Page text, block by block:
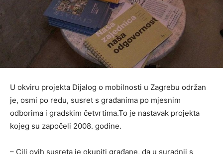
U okviru projekta Dijalog o mobilnosti u Zagrebu održan
je, osmi po redu, susret s građanima po mjesnim
odborima i gradskim četvrtima.To je nastavak projekta
kojeg su započeli 2008. godine.
– Cilj ovih susreta je okupiti građane, da u suradnji s